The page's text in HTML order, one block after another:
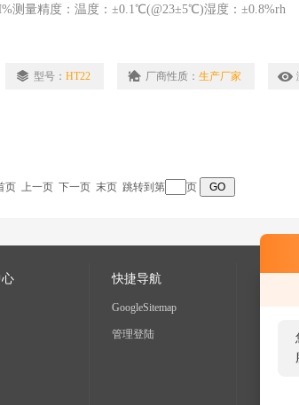
测量精度：温度：±0.1℃(@23±5℃)湿度：±0.8%rh
型号：HT22 厂商性质：生产厂家
页 上一页 下一页 末页 跳转到第 页
快捷导航
GoogleSitemap
管理登陆